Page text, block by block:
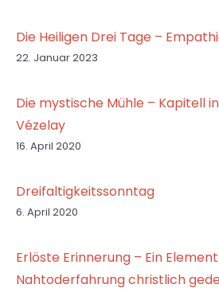
Die Heiligen Drei Tage –
22. Januar 2023
Die mystische Mühle – Kapitell
Vézelay
16. April 2020
Dreifaltigkeitssonntag
6. April 2020
Erlöste Erinnerung – Ein
Nahtoderfahrung christlich